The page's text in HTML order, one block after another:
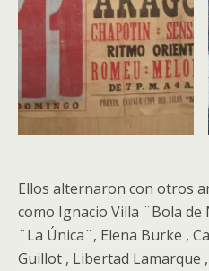
Ellos alternaron con otros
como Ignacio Villa ¨Bola
¨La Única¨, Elena Burke ,
Guillot , Libertad Lamarque